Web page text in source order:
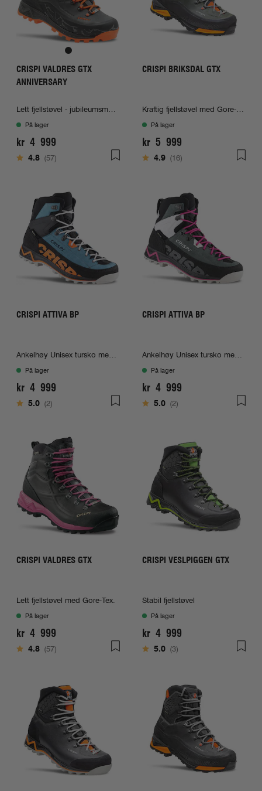
CRISPI VALDRES GTX
ANNIVERSARY
Lett fjellstøvel - jubileumsmodell!
På lager
kr 4 999
Karakter:
4.8(57)
CRISPI BRIKSDAL GTX
Kraftig fjellstøvel med Gore-Tex
På lager
kr 5 999
Karakter:
4.9(16)
CRISPI ATTIVA BP
Ankelhøy Unisex tursko med Gore-Tex
På lager
kr 4 999
Karakter:
5.0(2)
CRISPI ATTIVA BP
Ankelhøy Unisex tursko med Gore-Tex
På lager
kr 4 999
Karakter:
5.0(2)
CRISPI VALDRES GTX
Lett fjellstøvel med Gore-Tex.
På lager
kr 4 999
Karakter:
4.8(57)
CRISPI VESLPIGGEN GTX
Stabil fjellstøvel
På lager
kr 4 999
Karakter:
5.0(3)